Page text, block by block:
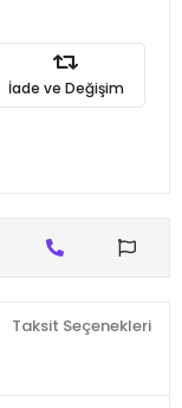
İade ve Değişim
Taksit Seçenekleri